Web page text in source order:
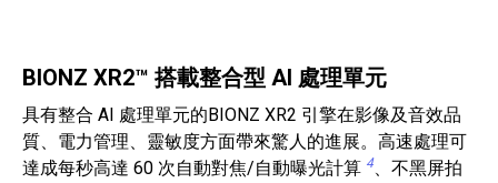
BIONZ XR2™ 搭載整合型 AI 處理單元
具有整合 AI 處理單元的BIONZ XR2 引擎在影像及音效品
質、電力管理、靈敏度方面帶來驚人的進展。高速處理可
達成每秒高達 60 次自動對焦/自動曝光計算 4、不黑屏拍